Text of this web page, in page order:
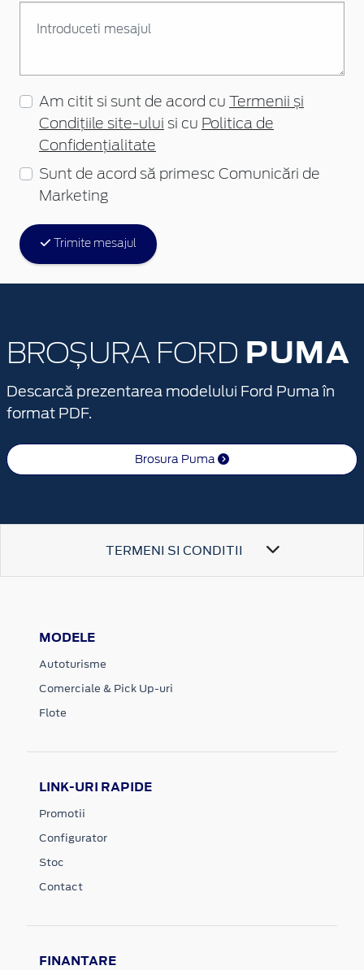
Am citit si sunt de acord cu
Termenii și
Condițiile site-ului si cu Politica de
Confidențialitate
Sunt de acord să primesc Comunicări de
Marketing
Trimite mesajul
BROȘURA FORD PUMA
Descarcă prezentarea modelului Ford Puma în
format PDF.
Brosura Puma
TERMENI SI CONDITII
MODELE
Autoturisme
Comerciale & Pick Up-uri
Flote
LINK-URI RAPIDE
Promotii
Configurator
Stoc
Contact
FINANTARE